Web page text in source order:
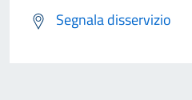
Segnala disservizio